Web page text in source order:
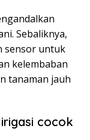
Sebaliknya,
sensor untuk
kelembaban
tanaman jauh
cocok